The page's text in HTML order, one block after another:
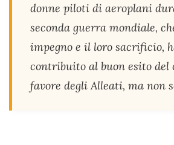
donne piloti di aeroplani
seconda guerra mondiale,
impegno e il loro sacrificio,
contribuito al buon esito del
favore degli Alleati, ma non